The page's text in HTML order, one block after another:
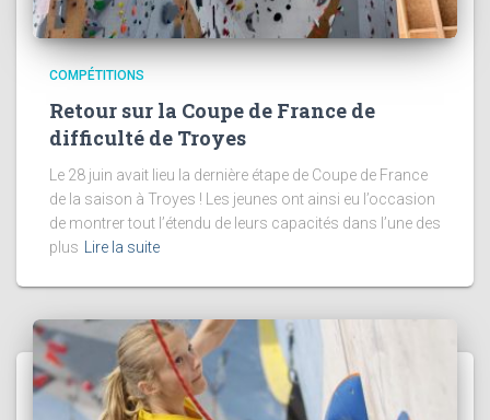
COMPÉTITIONS
Retour sur la Coupe de France de
difficulté de Troyes
Le 28 juin avait lieu la dernière étape de Coupe de France
de la saison à Troyes ! Les jeunes ont ainsi eu l’occasion
de montrer tout l’étendu de leurs capacités dans l’une des
plus
Lire la suite